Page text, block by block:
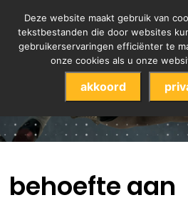
behoefte aan
Deze website maakt gebruik van
tekstbestanden die door websites
gebruikerservaringen efficiënter te
onze cookies als u onze
akkoord